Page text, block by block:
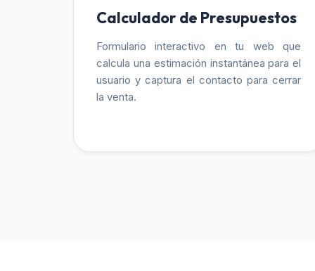
Calculador de Presupuestos
Formulario interactivo en tu web que
calcula una estimación instantánea para el
usuario y captura el contacto para cerrar
la venta.